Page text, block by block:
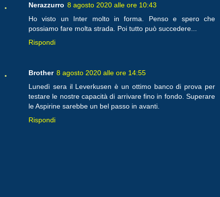
Nerazzurro 8 agosto 2020 alle ore 10:43
Ho visto un Inter molto in forma. Penso e spero che
possiamo fare molta strada. Poi tutto può succedere...
Rispondi
Brother 8 agosto 2020 alle ore 14:55
Lunedì sera il Leverkusen è un ottimo banco di prova per
testare le nostre capacità di arrivare fino in fondo. Superare
le Aspirine sarebbe un bel passo in avanti.
Rispondi